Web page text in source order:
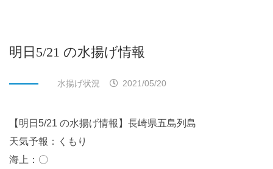
明日5/21 の水揚げ情報
水揚げ状況 2021/05/20
【明日5/21 の水揚げ情報】長崎県五島列島
天気予報：くもり
海上：〇